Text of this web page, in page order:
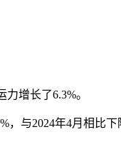
增长了6.3%。
与2024年4月相比下